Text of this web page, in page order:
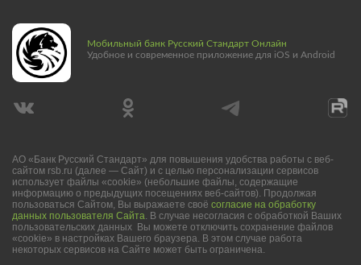
Мобильный банк Русский Стандарт Онлайн
Удобное и современное приложение для iOS и Android
АО «Банк Русский Стандарт» для повышения удобства работы с веб-
сайтом rsb.ru (далее — Сайт) и с целью персонализации сервисов
использует файлы «cookie» (небольшие файлы, содержащие
информацию о предыдущих посещениях веб-сайтов). Продолжая
пользоваться Сайтом, Вы выражаете своё согласие на обработку
данных пользователя Сайта. В случае несогласия с обработкой Ваших
пользовательских данных Вы можете отключить сохранение файлов
«cookie» в настройках Вашего браузера. В этом случае работа
некоторых сервисов на Сайте может быть ограничена.